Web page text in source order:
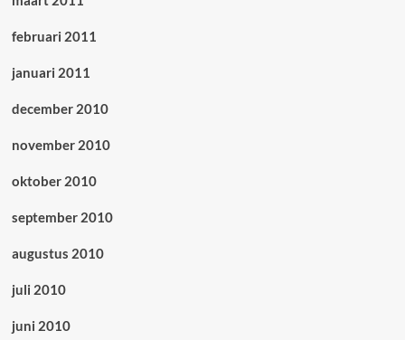
februari 2011
januari 2011
december 2010
november 2010
oktober 2010
september 2010
augustus 2010
juli 2010
juni 2010